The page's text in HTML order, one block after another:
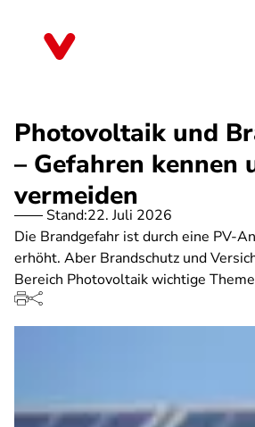
Photovoltaik und
– Gefahren kennen
vermeiden
Stand:22. Juli 2026
Die Brandgefahr ist durch eine PV-
erhöht. Aber Brandschutz und
Bereich Photovoltaik wichtige